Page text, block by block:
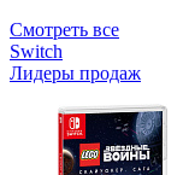
Смотреть все
Switch
Лидеры продаж